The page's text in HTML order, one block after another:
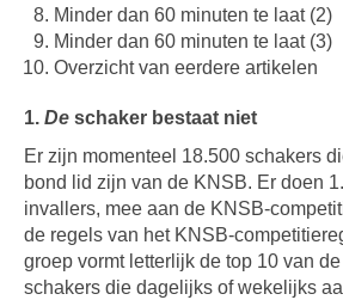
Minder dan 60 minuten te laat (2)
Minder dan 60 minuten te laat (3)
Overzicht van eerdere artikelen
1. De schaker bestaat niet
Er zijn momenteel 18.500 schakers
bond lid zijn van de KNSB. Er doen
invallers, mee aan de KNSB-
de regels van het KNSB-
groep vormt letterlijk de top 10 van
schakers die dagelijks of wekelijks